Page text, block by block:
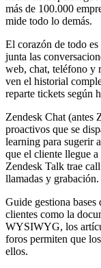
más de 100.000
mide todo lo demás.
El corazón de todo
junta las
web, chat, teléfono y
ven el historial
reparte tickets según
Zendesk Chat (antes
proactivos que se
learning para sugerir
que el cliente llegue
Zendesk Talk trae
llamadas y grabación.
Guide gestiona
clientes como la
WYSIWYG, los
foros permiten que
ellos.